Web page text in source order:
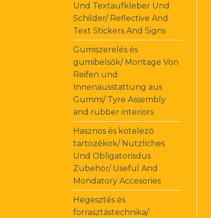
Und Textaufkleber Und
Schilder/ Reflective And
Text Stickers And Signs
Gumiszerelés és
gumibelsők/ Montage Von
Reifen und
Innenausstattung aus
Gummi/ Tyre Assembly
and rubber interiors
Hasznos és kötelező
tartozékok/ Nützliches
Und Obligatorisdus
Zubehör/ Useful And
Mondatory Accesories
Hegesztés és
forrasztástechnika/